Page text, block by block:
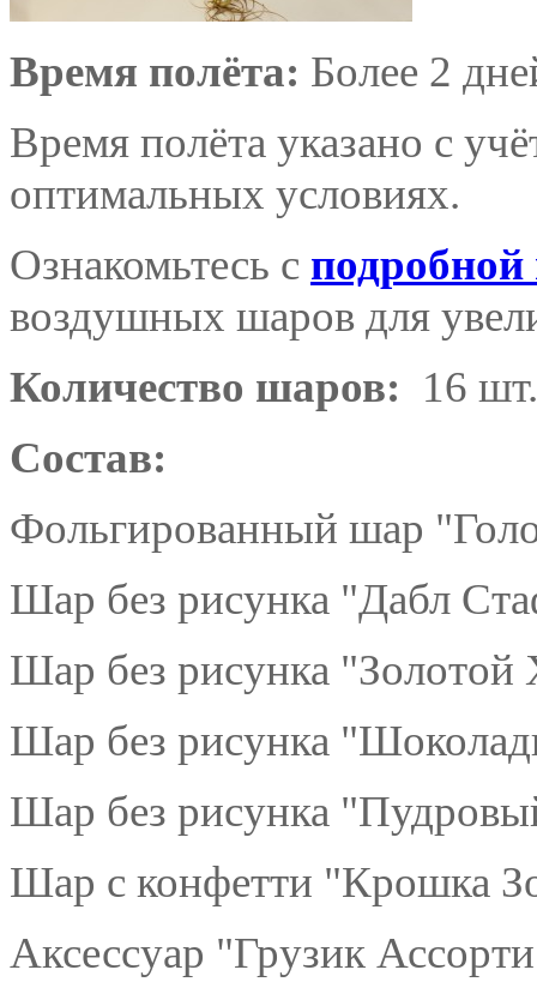
Время полёта: Более 2
Время полёта указано с
оптимальных условиях.
Ознакомьтесь с
воздушных шаров для
Количество шаров: 16 шт.
Состав:
Фольгированный шар
Шар без рисунка "Дабл
Шар без рисунка
Шар без рисунка
Шар без рисунка
Шар с конфетти "Крошка
Аксессуар "Грузик